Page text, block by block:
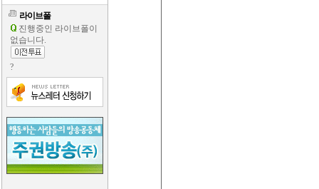
라이브폴
진행중인 라이브폴이
없습니다.
?